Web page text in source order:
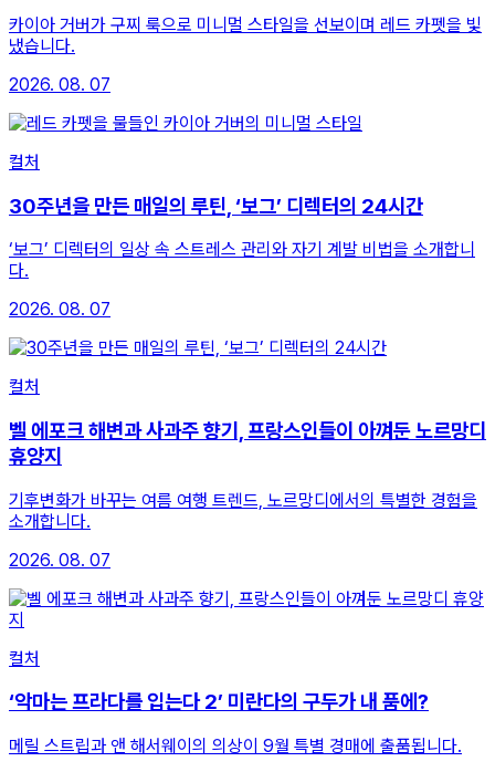
카이아 거버가 구찌 룩으로 미니멀 스타일을 선보이며 레드 카펫을 빛
냈습니다.
2026. 08. 07
컬처
30주년을 만든 매일의 루틴, ‘보그’ 디렉터의 24시간
‘보그’ 디렉터의 일상 속 스트레스 관리와 자기 계발 비법을 소개합니
다.
2026. 08. 07
컬처
벨 에포크 해변과 사과주 향기, 프랑스인들이 아껴둔 노르망디
휴양지
기후변화가 바꾸는 여름 여행 트렌드, 노르망디에서의 특별한 경험을
소개합니다.
2026. 08. 07
컬처
‘악마는 프라다를 입는다 2’ 미란다의 구두가 내 품에?
메릴 스트립과 앤 해서웨이의 의상이 9월 특별 경매에 출품됩니다.